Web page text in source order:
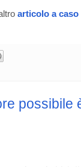
articolo a caso
possibile